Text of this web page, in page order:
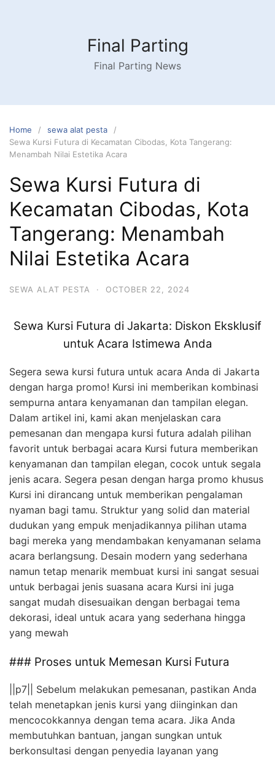
Final Parting
Final Parting News
Home
sewa alat pesta
Sewa Kursi Futura di Kecamatan Cibodas, Kota Tangerang:
Menambah Nilai Estetika Acara
Sewa Kursi Futura di
Kecamatan Cibodas, Kota
Tangerang: Menambah
Nilai Estetika Acara
SEWA ALAT PESTA · OCTOBER 22, 2024
Sewa Kursi Futura di Jakarta: Diskon Eksklusif
untuk Acara Istimewa Anda
Segera sewa kursi futura untuk acara Anda di Jakarta
dengan harga promo! Kursi ini memberikan kombinasi
sempurna antara kenyamanan dan tampilan elegan.
Dalam artikel ini, kami akan menjelaskan cara
pemesanan dan mengapa kursi futura adalah pilihan
favorit untuk berbagai acara Kursi futura memberikan
kenyamanan dan tampilan elegan, cocok untuk segala
jenis acara. Segera pesan dengan harga promo khusus
Kursi ini dirancang untuk memberikan pengalaman
nyaman bagi tamu. Struktur yang solid dan material
dudukan yang empuk menjadikannya pilihan utama
bagi mereka yang mendambakan kenyamanan selama
acara berlangsung. Desain modern yang sederhana
namun tetap menarik membuat kursi ini sangat sesuai
untuk berbagai jenis suasana acara Kursi ini juga
sangat mudah disesuaikan dengan berbagai tema
dekorasi, ideal untuk acara yang sederhana hingga
yang mewah
### Proses untuk Memesan Kursi Futura
||p7|| Sebelum melakukan pemesanan, pastikan Anda
telah menetapkan jenis kursi yang diinginkan dan
mencocokkannya dengan tema acara. Jika Anda
membutuhkan bantuan, jangan sungkan untuk
berkonsultasi dengan penyedia layanan yang